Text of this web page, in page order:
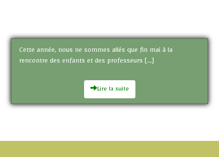
Cette année, nous ne sommes allés que fin mai à la
rencontre des enfants et des professeurs […]
Lire la suite